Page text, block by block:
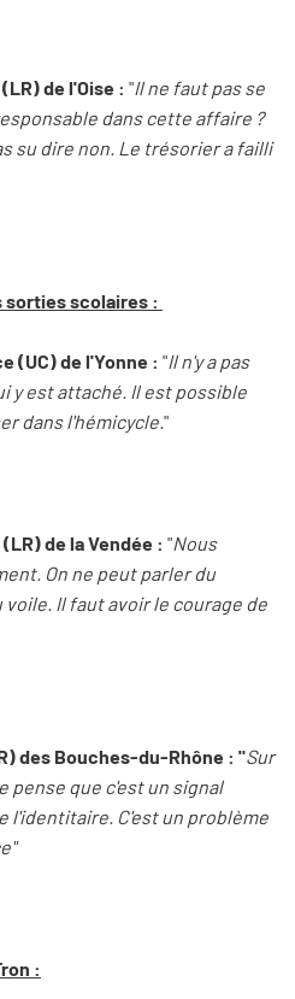
de l'Oise : "Il ne faut pas se
dans cette affaire ?
su dire non. Le trésorier a failli
sorties scolaires :
(UC) de l'Yonne : "Il n'y a pas
y est attaché. Il est possible
dans l'hémicycle."
de la Vendée : "Nous
On ne peut parler du
Il faut avoir le courage de
des Bouches-du-Rhône : "Sur
que c'est un signal
l'identitaire. C'est un problème
: